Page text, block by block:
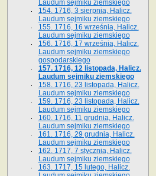
Laudum sejmiku ziemskiego
154. 1716, 3 sierpnia, Halicz.
Laudum sejmiku ziemskiego
155. 1716, 16 września, Halicz.
Laudum sejmiku ziemskiego
156. 1716, 17 września, Halicz.
Laudum sejmiku ziemskiego
gospodarskiego
157. 1716, 12 listopada, Halicz.
Laudum sejmiku ziemskiego
158. 1716, 23 listopada, Halicz.
Laudum sejmiku ziemskiego
159. 1716, 23 listopada, Halicz.
Laudum sejmiku ziemskiego
160. 1716, 11 grudnia, Halicz.
Laudum sejmiku ziemskiego
161. 1716, 29 grudnia, Halicz.
Laudum sejmiku ziemskiego
162. 1717, 7 stycznia, Halicz.
Laudum sejmiku ziemskiego
163. 1717, 15 lutego, Halicz.